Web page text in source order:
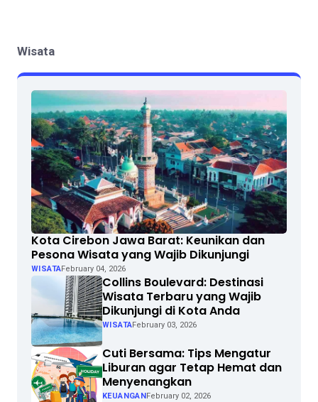
Wisata
Kota Cirebon Jawa Barat: Keunikan dan
Pesona Wisata yang Wajib Dikunjungi
WISATAFebruary 04, 2026
Collins Boulevard: Destinasi
Wisata Terbaru yang Wajib
Dikunjungi di Kota Anda
WISATAFebruary 03, 2026
Cuti Bersama: Tips Mengatur
Liburan agar Tetap Hemat dan
Menyenangkan
KEUANGAN February 02, 2026